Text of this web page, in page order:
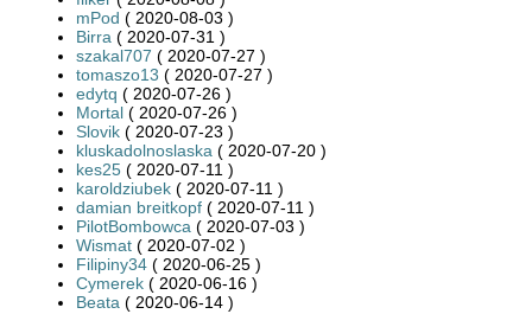
mPod ( 2020-08-03 )
Birra ( 2020-07-31 )
szakal707 ( 2020-07-27 )
tomaszo13 ( 2020-07-27 )
edytq ( 2020-07-26 )
Mortal ( 2020-07-26 )
Slovik ( 2020-07-23 )
kluskadolnoslaska ( 2020-07-20 )
kes25 ( 2020-07-11 )
karoldziubek ( 2020-07-11 )
damian breitkopf ( 2020-07-11 )
PilotBombowca ( 2020-07-03 )
Wismat ( 2020-07-02 )
Filipiny34 ( 2020-06-25 )
Cymerek ( 2020-06-16 )
Beata ( 2020-06-14 )